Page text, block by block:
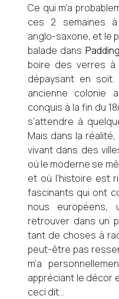
Ce qui m’a
ces 2 semaines à
anglo-saxone, et le
balade dans
boire des verres à
dépaysant en
ancienne colonie
conquis à la fin du
s’attendre à
Mais dans la réalité,
vivant dans des
où le moderne se
et où l’histoire est
fascinants qui ont
nous
retrouver dans un
tant de choses à
peut-être pas
m’a
appréciant le décor
ceci dit…